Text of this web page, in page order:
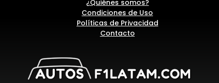
¿Quiénes somos?
Condiciones de Uso
Políticas de Privacidad
Contacto